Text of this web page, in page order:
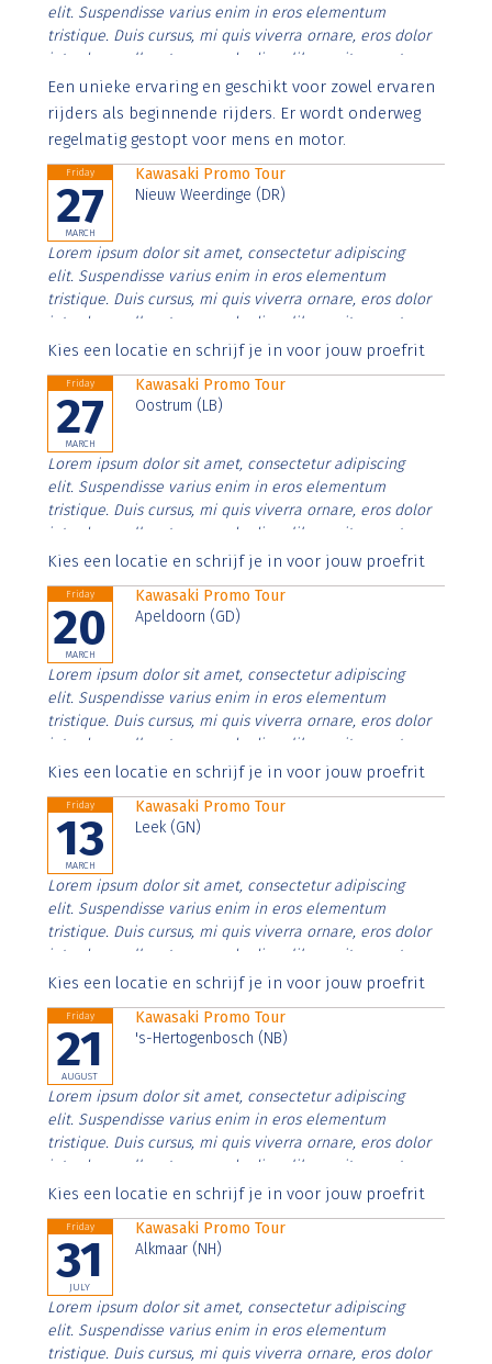
elit. Suspendisse varius enim in eros elementum
tristique. Duis cursus, mi quis viverra ornare, eros dolor
interdum nulla, ut commodo diam libero vitae erat.
Aenean faucibus nibh et justo cursus id rutrum lorem
imperdiet. Nunc ut sem vitae risus tristique posuere.
Een unieke ervaring en geschikt voor zowel ervaren
rijders als beginnende rijders. Er wordt onderweg
regelmatig gestopt voor mens en motor.
Friday
27
MARCH
Kawasaki Promo Tour
Nieuw Weerdinge (DR)
Lorem ipsum dolor sit amet, consectetur adipiscing
elit. Suspendisse varius enim in eros elementum
tristique. Duis cursus, mi quis viverra ornare, eros dolor
interdum nulla, ut commodo diam libero vitae erat.
Aenean faucibus nibh et justo cursus id rutrum lorem
Kies een locatie en schrijf je in voor jouw proefrit
Friday
27
MARCH
Kawasaki Promo Tour
Oostrum (LB)
Lorem ipsum dolor sit amet, consectetur adipiscing
elit. Suspendisse varius enim in eros elementum
tristique. Duis cursus, mi quis viverra ornare, eros dolor
interdum nulla, ut commodo diam libero vitae erat.
Aenean faucibus nibh et justo cursus id rutrum lorem
Kies een locatie en schrijf je in voor jouw proefrit
Friday
20
MARCH
Kawasaki Promo Tour
Apeldoorn (GD)
Lorem ipsum dolor sit amet, consectetur adipiscing
elit. Suspendisse varius enim in eros elementum
tristique. Duis cursus, mi quis viverra ornare, eros dolor
interdum nulla, ut commodo diam libero vitae erat.
Aenean faucibus nibh et justo cursus id rutrum lorem
Kies een locatie en schrijf je in voor jouw proefrit
Friday
13
MARCH
Kawasaki Promo Tour
Leek (GN)
Lorem ipsum dolor sit amet, consectetur adipiscing
elit. Suspendisse varius enim in eros elementum
tristique. Duis cursus, mi quis viverra ornare, eros dolor
interdum nulla, ut commodo diam libero vitae erat.
Aenean faucibus nibh et justo cursus id rutrum lorem
Kies een locatie en schrijf je in voor jouw proefrit
Friday
21
AUGUST
Kawasaki Promo Tour
's-Hertogenbosch (NB)
Lorem ipsum dolor sit amet, consectetur adipiscing
elit. Suspendisse varius enim in eros elementum
tristique. Duis cursus, mi quis viverra ornare, eros dolor
interdum nulla, ut commodo diam libero vitae erat.
Aenean faucibus nibh et justo cursus id rutrum lorem
Kies een locatie en schrijf je in voor jouw proefrit
Friday
31
JULY
Kawasaki Promo Tour
Alkmaar (NH)
Lorem ipsum dolor sit amet, consectetur adipiscing
elit. Suspendisse varius enim in eros elementum
tristique. Duis cursus, mi quis viverra ornare, eros dolor